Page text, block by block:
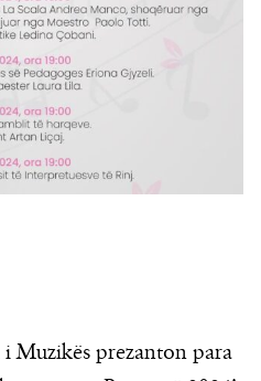
Muzikës prezanton para